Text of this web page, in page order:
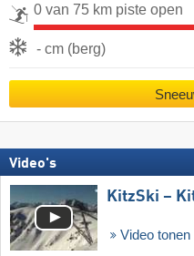
0 van 75 km piste open
- cm (berg)
Video's
KitzSki –
Video tonen